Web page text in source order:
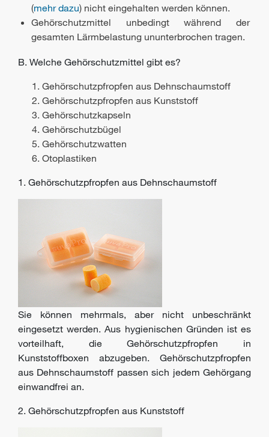
(mehr dazu) nicht eingehalten werden können.
Gehörschutzmittel unbedingt während der
gesamten Lärmbelastung ununterbrochen tragen.
B. Welche Gehörschutzmittel gibt es?
Gehörschutzpfropfen aus Dehnschaumstoff
Gehörschutzpfropfen aus Kunststoff
Gehörschutzkapseln
Gehörschutzbügel
Gehörschutzwatten
Otoplastiken
1. Gehörschutzpfropfen aus Dehnschaumstoff
Sie können mehrmals, aber nicht unbeschränkt
eingesetzt werden. Aus hygienischen Gründen ist es
vorteilhaft, die Gehörschutzpfropfen in
Kunststoffboxen abzugeben. Gehörschutzpfropfen
aus Dehnschaumstoff passen sich jedem Gehörgang
einwandfrei an.
2. Gehörschutzpfropfen aus Kunststoff